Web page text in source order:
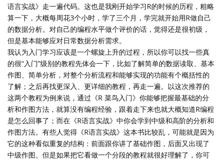
语言实战》走一遍代码。这也是我刚开始学习R的时候的历程，粗略
算一下，大概每周花3个小时，学了三个月，学完就开始用R做自己
的数据分析。对自己的编程水平做个评价的话，觉得还是很初级，
但是基本能够应对日常数据分析需求。
我认为入门学习应该是一个螺旋上升的过程，所以你可以找一些真
的很“入门”级别的教程先体会一下，比如了解简单的数据读取、基本
作图、简单分析，对整个分析流程和能够实现的功能有个概括性的
了解；之后再找更深入、更详细的教程，再走一遍。以这次推荐的
这两个教程为例来说，通过《R 菜鸟入门》你能够把握最基础的分
析和作图方法，就算没有编程经验，跟着走下来也就大概知道R编程
是怎么回事了；而在《R语言实战》中你会学到中级和高阶的分析和
作图方法。有些人觉得《R语言实战》这本书比较乱，可能就是因为
它的这种看似重复的结构：前面跟你讲了基础作图，后面又出现了
中级作图。但是如果把它看做一个分段的教程就很好理解了，你可